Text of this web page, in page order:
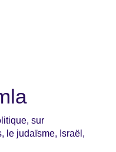
sur
le judaïsme, Israël,